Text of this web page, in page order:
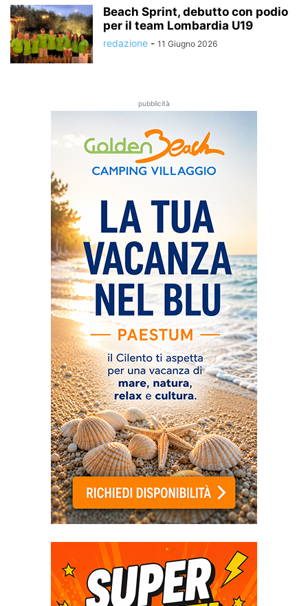
Beach Sprint, debutto con podio
per il team Lombardia U19
redazione - 11 Giugno 2026
pubblicità